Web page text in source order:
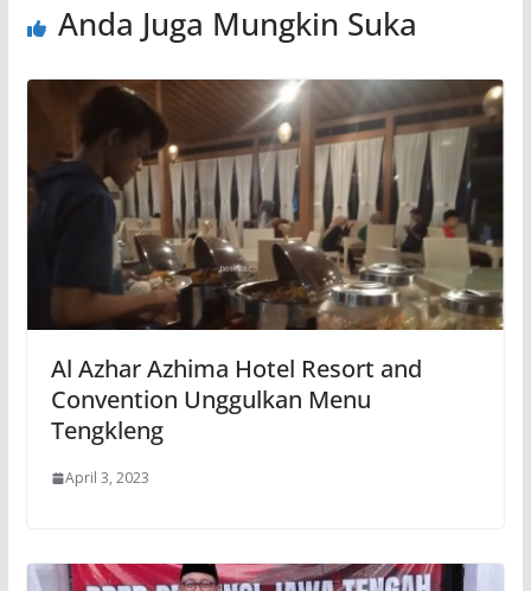
Anda Juga Mungkin Suka
Al Azhar Azhima Hotel Resort and
Convention Unggulkan Menu
Tengkleng
April 3, 2023